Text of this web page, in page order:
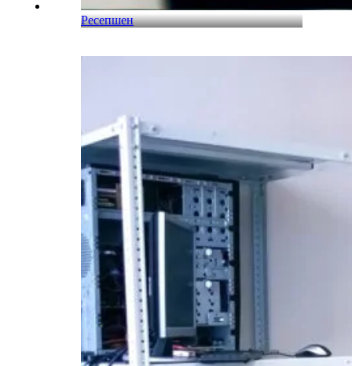
Ресепшен